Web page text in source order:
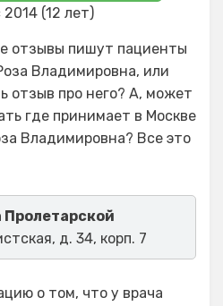
(12 лет)
отзывы пишут пациенты
Владимировна, или
отзыв про него? А, может
где принимает в Москве
Владимировна? Все это
Пролетарской
д. 34, корп. 7
о том, что у врача